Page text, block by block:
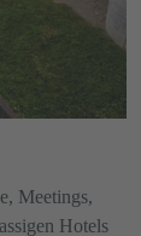
Meetings,
Hotels